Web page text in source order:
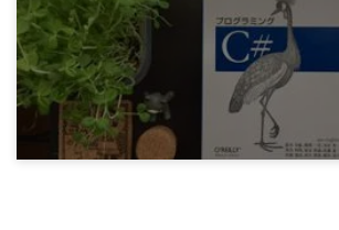
Ian Griffiths『プログラミング